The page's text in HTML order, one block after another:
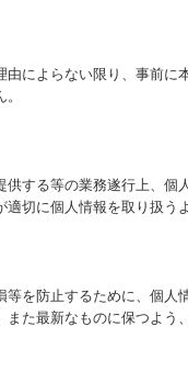
によらない限り、事前に
する等の業務遂行上、個
切に個人情報を取り扱う
を防止するために、個人
た最新なものに保つよう